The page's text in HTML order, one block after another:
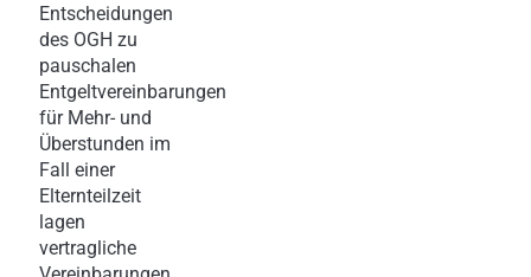
Entscheidungen
des OGH zu
pauschalen
Entgeltvereinbarungen
für Mehr- und
Überstunden im
Fall einer
Elternteilzeit
lagen
vertragliche